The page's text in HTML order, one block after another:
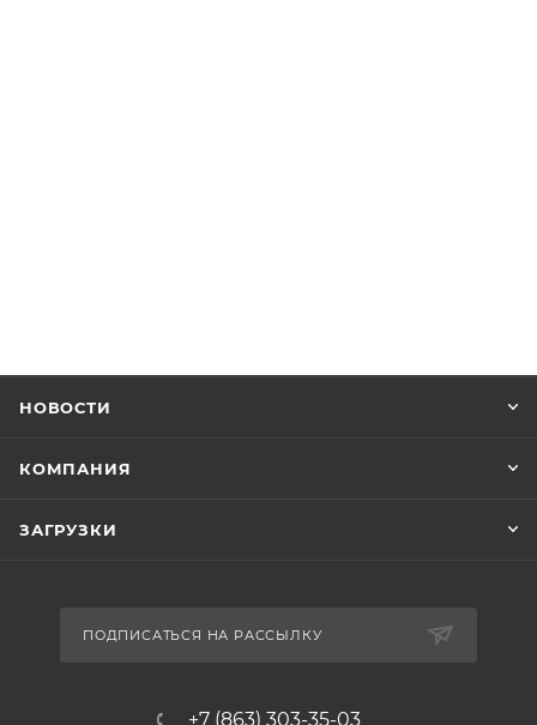
НОВОСТИ
КОМПАНИЯ
ЗАГРУЗКИ
ПОДПИСАТЬСЯ НА РАССЫЛКУ
+7 (863) 303-35-03